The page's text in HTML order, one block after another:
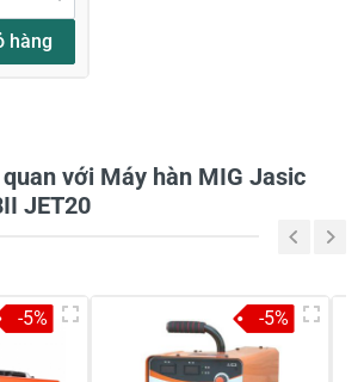
xét *
bạn vào bên dưới*
hàng
với Máy hàn MIG Jasic
JET20
-5% -5%